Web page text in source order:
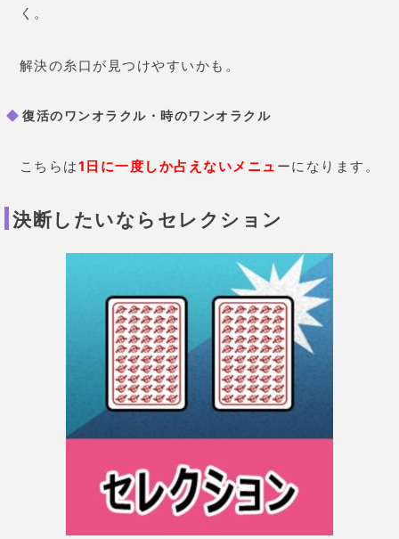
た結果のほか、原宿の母のアドバイスもついていま
きに利用するといいでしょう。
意外と自分の中で結論が出ているのに、誰かに背中を
過去・現在・未来を知りたいならスリー
スプレッド